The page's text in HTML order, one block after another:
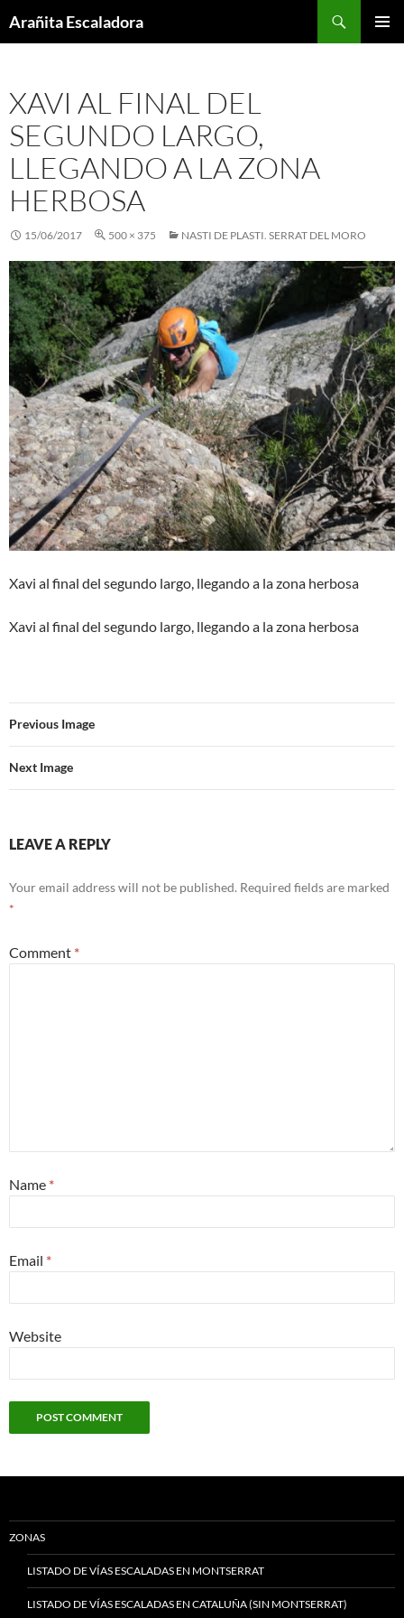
toArañita Escaladora
XAVI AL FINAL DEL
SEGUNDO LARGO,
LLEGANDO A LA ZONA
HERBOSA
15/06/2017 500 × 375 NASTI DE PLASTI. SERRAT DEL MORO
Xavi al final del segundo largo, llegando a la zona herbosa
Xavi al final del segundo largo, llegando a la zona herbosa
Previous Image
Next Image
LEAVE A REPLY
Your email address will not be published. Required fields are marked
*
Comment *
Name *
Email *
Website
ZONAS
LISTADO DE VÍAS ESCALADAS EN MONTSERRAT
LISTADO DE VÍAS ESCALADAS EN CATALUÑA (SIN MONTSERRAT)